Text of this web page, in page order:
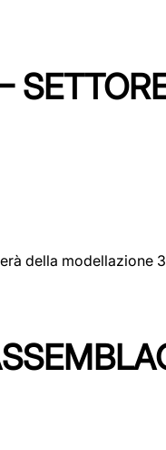
della modellazione